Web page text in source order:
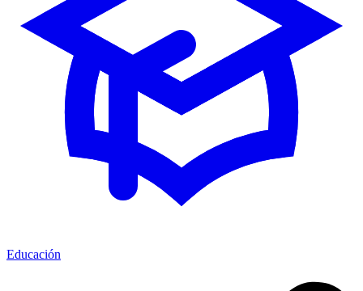
Educación